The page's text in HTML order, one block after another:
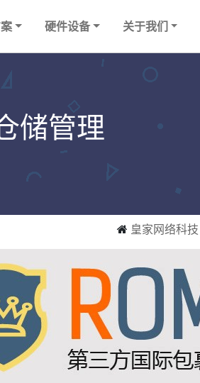
硬件设备 关于我们
储管理
皇家网络科技